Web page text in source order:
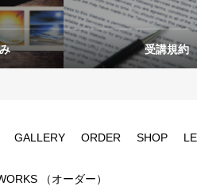
受講規約
GALLERY ORDER SHOP
（オーダー）